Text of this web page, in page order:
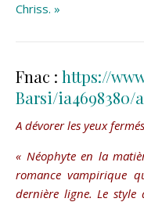
Chriss. »
Fnac : https://
Barsi/ia4698380/
A dévorer les yeux
« Néophyte en la
romance vampirique
dernière ligne. Le style